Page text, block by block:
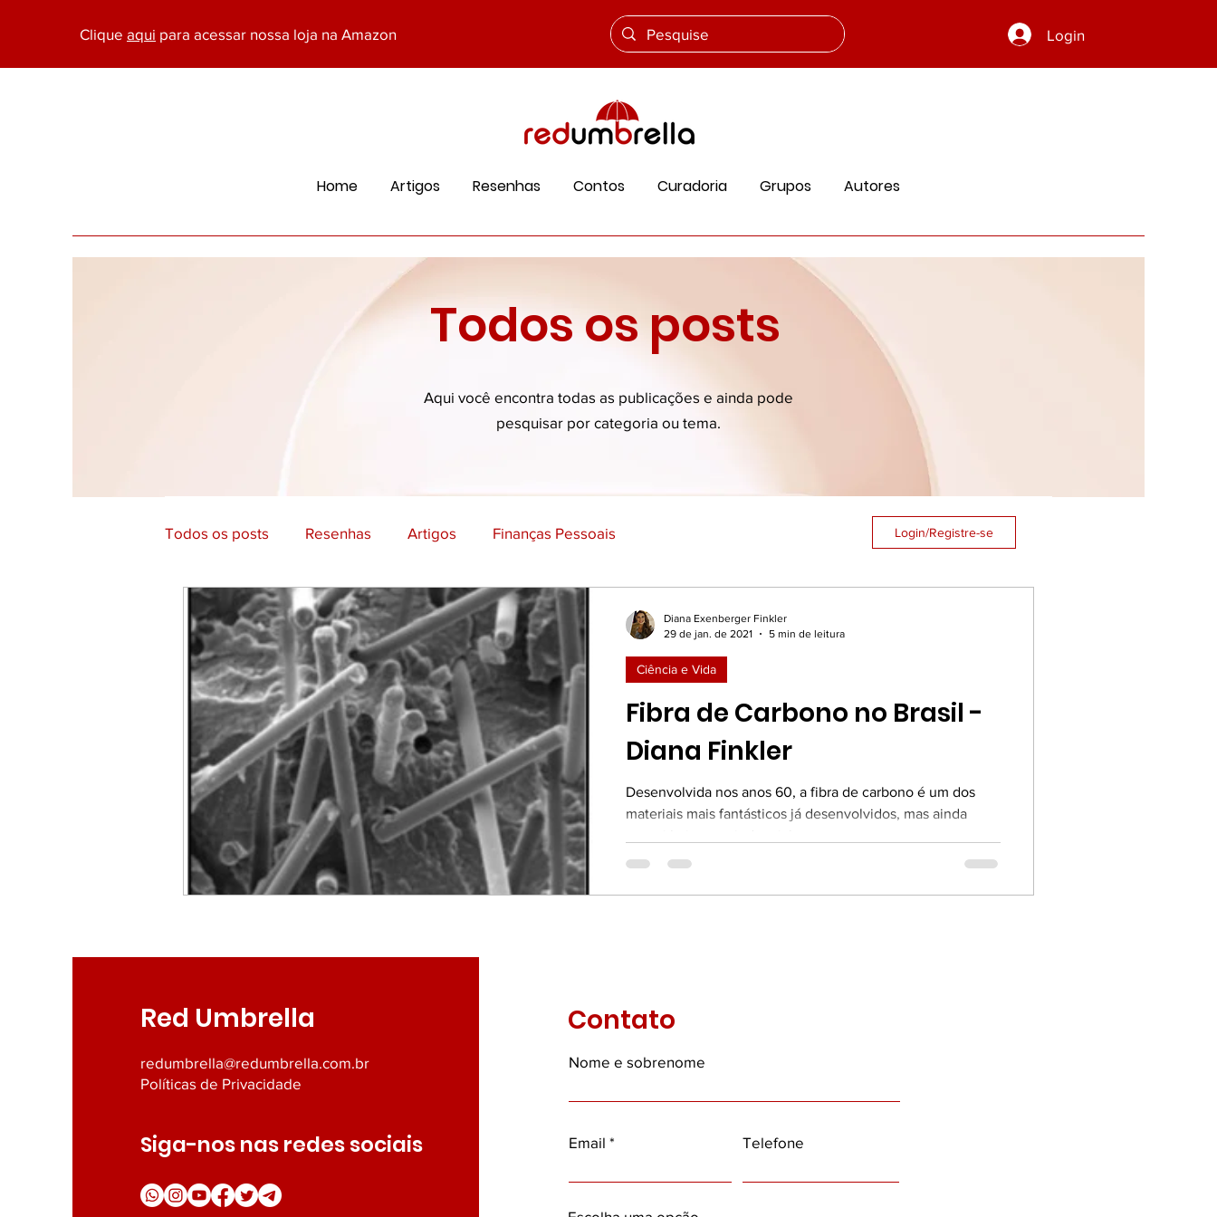
Clique aqui para acessar nossa loja na Amazon Login
Home Artigos Resenhas Contos Curadoria Grupos Autores
Todos os posts
Aqui você encontra todas as publicações e ainda pode
pesquisar por categoria ou tema.
Todos os posts Resenhas Artigos Finanças Pessoais
Filosofia e Comportamento Economia, Marketing e Negócios
Cultura e História Educação e Aprendizado Empreendedorismo e Inovação
Arte, Design e Fotografia Viagens e Lugares
Filmes, Séries e Documentários Contos Geografia e Política HQ Listas
Todos Umbrellas Umbrella Talks Cursos Biografias
Login/Registre-se
Fibra de Carbono no Brasil -
Diana Finkler
Desenvolvida nos anos 60, a fibra de carbono é um dos
materiais mais fantásticos já desenvolvidos, mas ainda
Ciência e Vida
Diana Exenberger Finkler
29 de jan. de 2021
5 min de leitura
Red Umbrella
redumbrella@redumbrella.com.br
Políticas de Privacidade
Siga-nos nas redes sociais
Contato
Nome e sobrenome
Email Telefone